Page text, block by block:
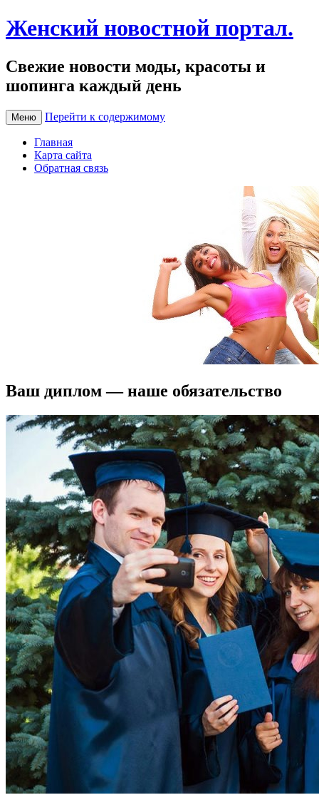
Женский новостной портал.
Свежие новости моды, красоты и
шопинга каждый день
Меню Перейти к содержимому
Главная
Карта сайта
Обратная связь
Ваш диплом — наше обязательство